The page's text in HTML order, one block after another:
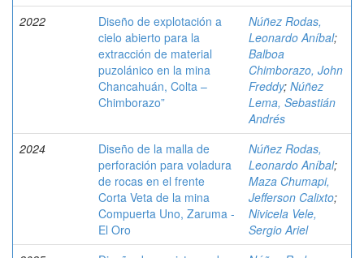
2022
Diseño de explotación a
cielo abierto para la
extracción de material
puzolánico en la mina
Chancahuán, Colta –
Chimborazo”
Núñez Rodas,
Leonardo Aníbal;
Balboa
Chimborazo, John
Freddy; Núñez
Lema, Sebastián
Andrés
2024
Diseño de la malla de
perforación para voladura
de rocas en el frente
Corta Veta de la mina
Compuerta Uno, Zaruma -
El Oro
Núñez Rodas,
Leonardo Aníbal;
Maza Chumapi,
Jefferson Calixto;
Nivicela Vele,
Sergio Ariel